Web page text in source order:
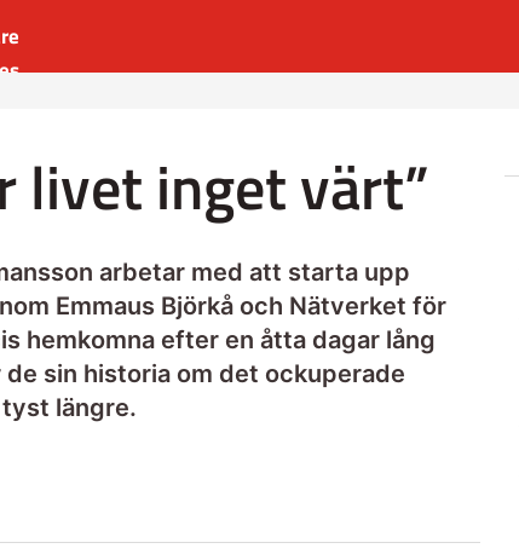
livet inget värt”
arbetar med att starta upp
Emmaus Björkå och Nätverket för
hemkomna efter en åtta dagar lång
sin historia om det ockuperade
längre.